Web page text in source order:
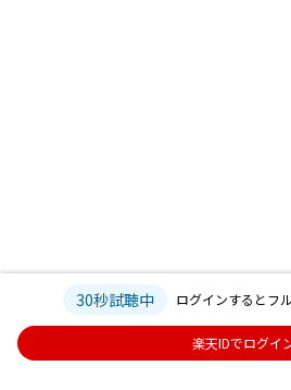
30秒試聴中 ログインするとフ
楽天IDでログイ